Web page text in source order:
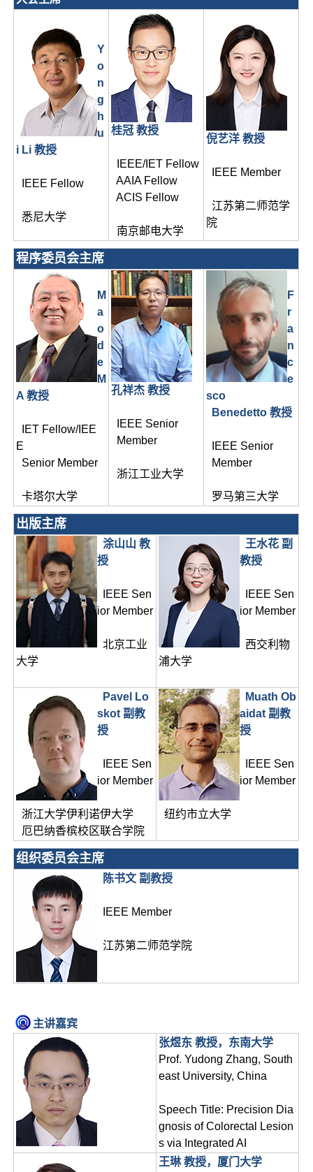
Y
o
n
g
h
u
i Li 教授
IEEE Fellow
悉尼大学
桂冠 教授
IEEE/IET Fellow
AAIA Fellow
ACIS Fellow
南京邮电大学
倪艺洋 教授
IEEE Member
江苏第二师范学
院
程序委员会主席
M
a
o
d
e
M
A 教授
IET Fellow/IEE
E
Senior Member
卡塔尔大学
孔祥杰 教授
IEEE Senior
Member
浙江工业大学
F
r
a
n
c
e
sco
Benedetto 教授
IEEE Senior
Member
罗马第三大学
出版主席
涂山山 教
授
IEEE Sen
ior Member
北京工业
大学
王水花 副
教授
IEEE Sen
ior Member
西交利物
浦大学
Pavel Lo
skot 副教
授
IEEE Sen
ior Member
浙江大学伊利诺伊大学
厄巴纳香槟校区联合学院
Muath Ob
aidat 副教
授
IEEE Sen
ior Member
纽约市立大学
组织委员会主席
陈书文 副教授
IEEE Member
江苏第二师范学院
主讲嘉宾
张煜东 教授，东南大学
Prof. Yudong Zhang, South
east University, China
Speech Title: Precision Dia
gnosis of Colorectal Lesion
s via Integrated AI
王琳 教授，厦门大学